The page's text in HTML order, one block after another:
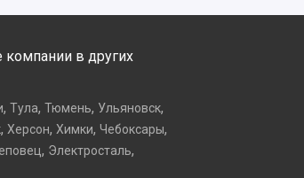
компании в других
, Тула, Тюмень, Ульяновск,
, Херсон, Химки, Чебоксары,
, Электросталь,